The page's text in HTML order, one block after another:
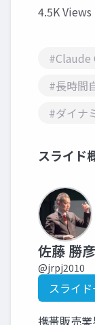
4.5K Views
#Claude
#長時間
#ダイナ
スライド
佐藤 勝彦
@jrpj2010
スライ
携帯販売